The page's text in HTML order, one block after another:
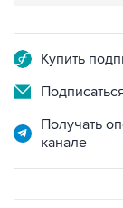
Купить
Получать
канале